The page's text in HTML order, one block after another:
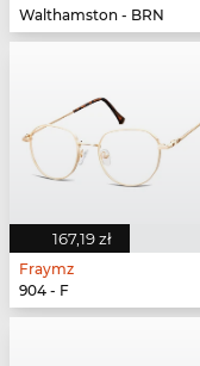
Walthamston - BRN
167,19 zł
Fraymz
904 - F